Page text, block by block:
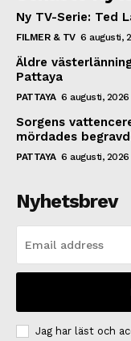
Ny TV-Serie: Ted
FILMER & TV 6 augusti,
Äldre
Pattaya
PATTAYA 6 augusti, 2026
Sorgens
mördades
PATTAYA 6 augusti, 2026
Nyhetsbrev
Jag har läst och